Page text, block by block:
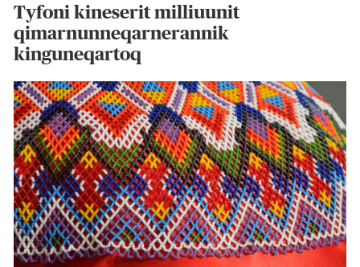
Tyfoni kineserit milliuunit
qimarnunneqarnerannik
kinguneqartoq